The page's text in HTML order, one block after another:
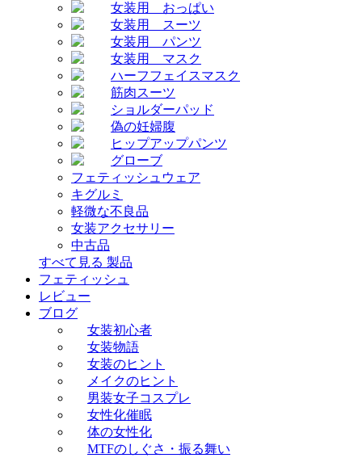
女装用 おっぱい
女装用 スーツ
女装用 パンツ
女装用 マスク
ハーフフェイスマスク
筋肉スーツ
ショルダーパッド
偽の妊婦腹
ヒップアップパンツ
グローブ
フェティッシュウェア
キグルミ
軽微な不良品
女装アクセサリー
中古品
すべて見る 製品
フェティッシュ
レビュー
ブログ
女装初心者
女装物語
女装のヒント
メイクのヒント
男装女子コスプレ
女性化催眠
体の女性化
MTFのしぐさ・振る舞い